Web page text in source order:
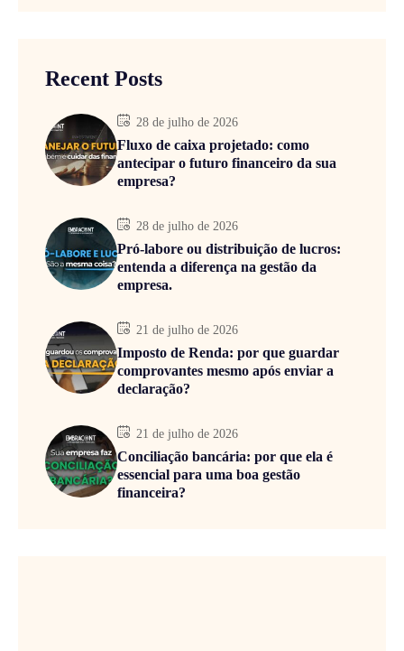
Recent Posts
28 de julho de 2026
Fluxo de caixa projetado: como
antecipar o futuro financeiro da sua
empresa?
28 de julho de 2026
Pró-labore ou distribuição de lucros:
entenda a diferença na gestão da
empresa.
21 de julho de 2026
Imposto de Renda: por que guardar
comprovantes mesmo após enviar a
declaração?
21 de julho de 2026
Conciliação bancária: por que ela é
essencial para uma boa gestão
financeira?